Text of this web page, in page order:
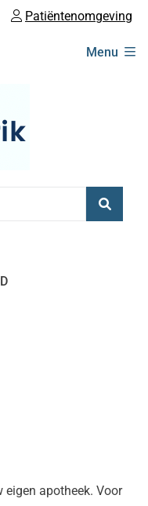
Patiëntenomgeving
Menu
apotheek. Voor